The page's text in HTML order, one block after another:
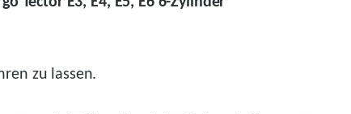
zu lassen.